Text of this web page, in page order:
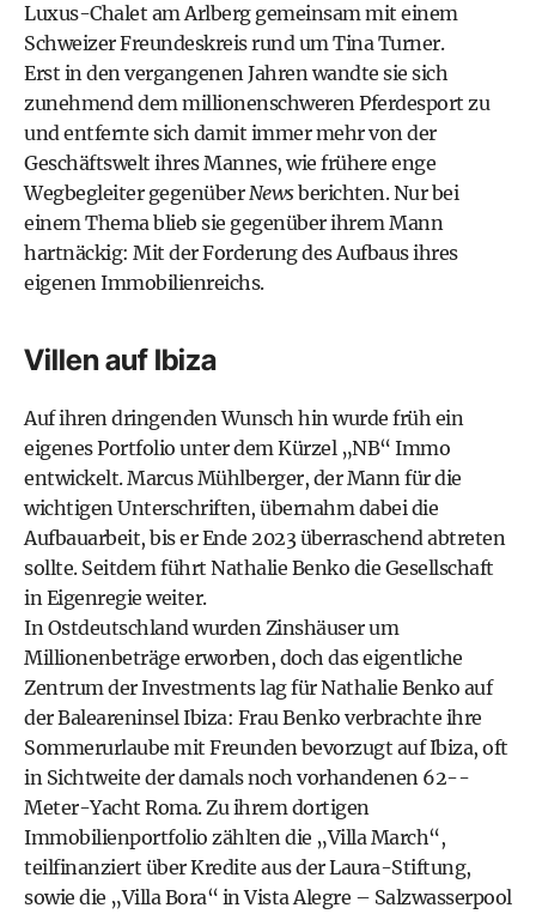
Luxus-Chalet am Arlberg gemeinsam mit einem
Schweizer Freundeskreis rund um Tina Turner.
Erst in den vergangenen Jahren wandte sie sich
zunehmend dem millionenschweren Pferdesport zu
und entfernte sich damit immer mehr von der
Geschäftswelt ihres Mannes, wie frühere enge
Wegbegleiter gegenüberNewsberichten. Nur bei
einem Thema blieb sie gegenüber ihrem Mann
hartnäckig: Mit der Forderung des Aufbaus ihres
eigenen Immobilienreichs.
Villen auf Ibiza
Auf ihren dringenden Wunsch hin wurde früh ein
eigenes Portfolio unter dem Kürzel „NB“ Immo
entwickelt. Marcus Mühlberger, der Mann für die
wichtigen Unterschriften, übernahm dabei die
Aufbauarbeit, bis er Ende 2023 überraschend abtreten
sollte. Seitdem führt Nathalie Benko die Gesellschaft
in Eigenregie weiter.
In Ostdeutschland wurden Zinshäuser um
Millionenbeträge erworben, doch das eigentliche
Zentrum der Investments lag für Nathalie Benko auf
der Baleareninsel Ibiza: Frau Benko verbrachte ihre
Sommerurlaube mit Freunden bevorzugt auf Ibiza, oft
in Sichtweite der damals noch vorhandenen 62-­
Meter-Yacht Roma. Zu ihrem dortigen
Immobilienportfolio zählten die „Villa March“,
teilfinanziert über Kredite aus der Laura-Stiftung,
sowie die „Villa Bora“ in Vista Alegre – Salzwasserpool